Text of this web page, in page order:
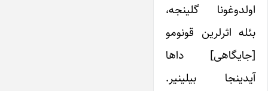
اولدوغونا گلینجه،
بئله اثرلرین قونومو
[جایگاهی] داها
آیدینجا بیلینیر.